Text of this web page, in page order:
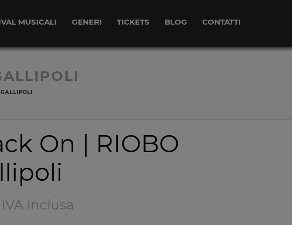
MUSICALI GENERI TICKETS BLOG CONTATTI
On | RIOBO
IVA inclusa